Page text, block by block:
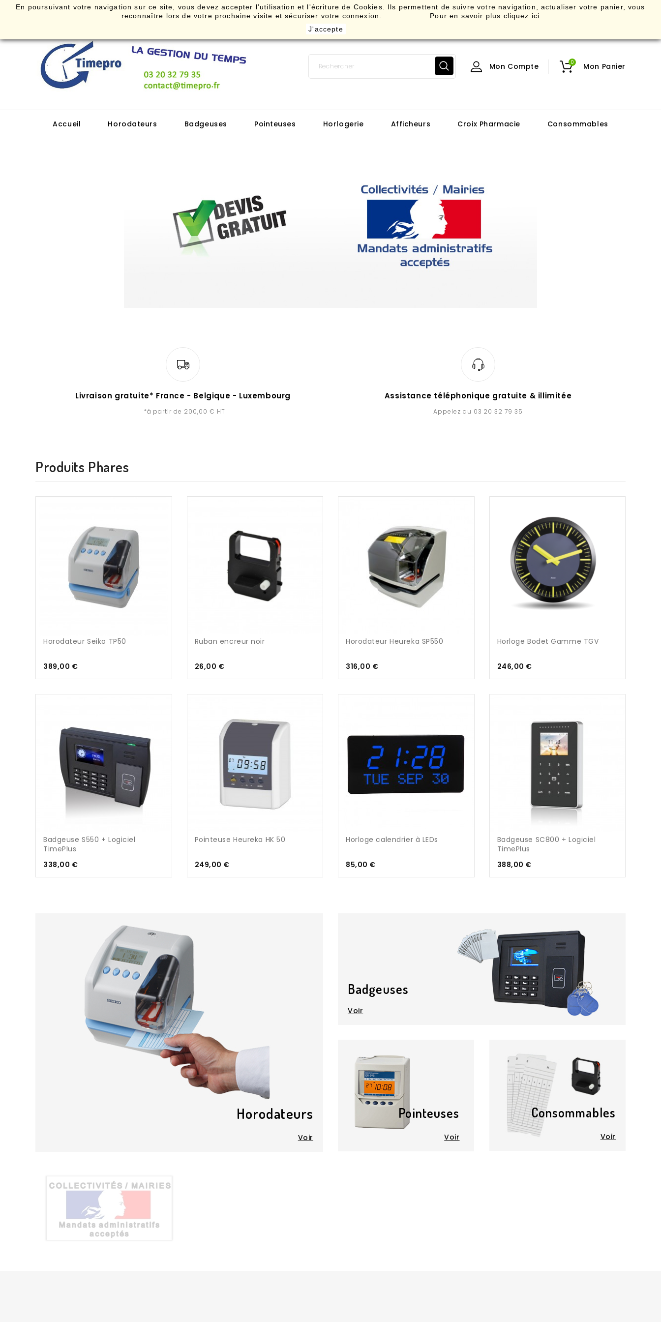
En poursuivant votre navigation sur ce site, vous devez accepter l’utilisation et l'écriture de Cookies. Ils permettent de suivre votre navigation, actualiser votre panier, vous
reconnaître lors de votre prochaine visite et sécuriser votre connexion. Pour en savoir plus cliquez ici
J'accepte
Bienvenue dans la boutique Timepro
Mon Panier
0
Mon Compte
Accueil Horodateurs Badgeuses Pointeuses Horlogerie Afficheurs Croix Pharmacie Consommables
Livraison gratuite* France - Belgique - Luxembourg
*à partir de 200,00 € HT
Assistance téléphonique gratuite & illimitée
Appelez au 03 20 32 79 35
Produits Phares
Horodateur Seiko TP50
389,00 €Prix
Ruban encreur noir
26,00 €Prix
Horodateur Heureka SP550
316,00 €Prix
Horloge Bodet Gamme TGV
246,00 €Prix
Badgeuse S550 + Logiciel
TimePlus
338,00 €Prix
Pointeuse Heureka HK 50
249,00 €Prix
Horloge calendrier à LEDs
85,00 €Prix
Badgeuse SC800 + Logiciel
TimePlus
388,00 €Prix
Horodateurs
Voir
Badgeuses
Voir
Pointeuses
Voir
Consommables
Voir